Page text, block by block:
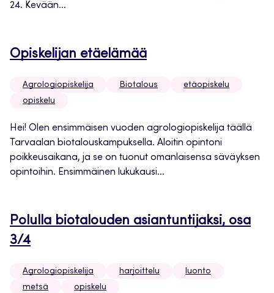
24. Kevään...
Opiskelijan etäelämää
Agrologiopiskelija Biotalous
etäopiskelu
opiskelu
Hei! Olen ensimmäisen vuoden agrologiopiskelija täällä
Tarvaalan biotalouskampuksella. Aloitin opintoni
poikkeusaikana, ja se on tuonut omanlaisensa säväyksen
opintoihin. Ensimmäinen lukukausi...
Polulla biotalouden asiantuntijaksi, osa
3/4
Agrologiopiskelija harjoittelu
luonto
metsä
opiskelu